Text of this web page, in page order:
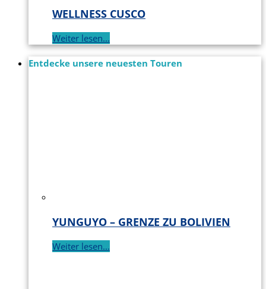
WELLNESS CUSCO
Weiter lesen...
Entdecke unsere neuesten Touren
YUNGUYO – GRENZE ZU BOLIVIEN
Weiter lesen...